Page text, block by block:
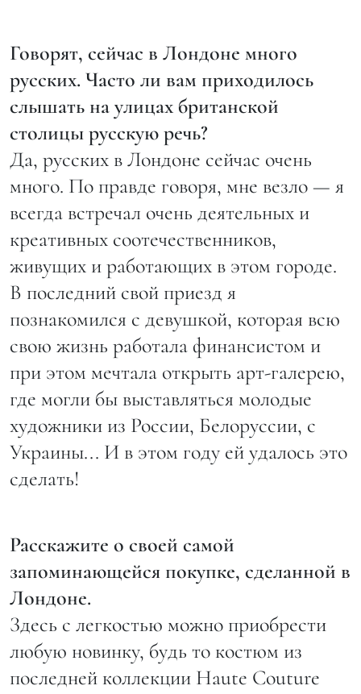
Говорят, сейчас в Лондоне много
русских. Часто ли вам приходилось
слышать на улицах британской
столицы русскую речь?
Да, русских в Лондоне сейчас очень
много. По правде говоря, мне везло — я
всегда встречал очень деятельных и
креативных соотечественников,
живущих и работающих в этом городе.
В последний свой приезд я
познакомился с девушкой, которая всю
свою жизнь работала финансистом и
при этом мечтала открыть арт-галерею,
где могли бы выставляться молодые
художники из России, Белоруссии, с
Украины... И в этом году ей удалось это
сделать!
Расскажите о своей самой
запоминающейся покупке, сделанной в
Лондоне.
Здесь с легкостью можно приобрести
любую новинку, будь то костюм из
последней коллекции Haute Couture